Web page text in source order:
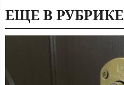
ЕЩЕ В РУБРИКЕ